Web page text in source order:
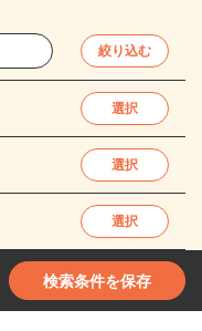
絞り込む
選択
選択
選択
検索条件を保存